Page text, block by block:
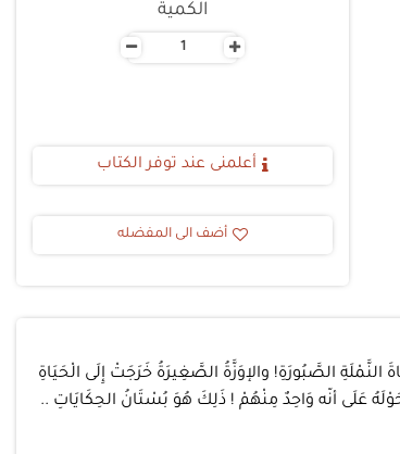
الكمية
- +
أعلمنى عند توفر الكتاب
أضف الى المفضله
الصَّبُورَةِ! والإوَزَّةُ الصَّغِيرَةُ خَرَجَتْ إِلَى الْحَيَاةِ
عَلَى أنّه وَاحِدٌ مِنْهُمْ ! ذَلِكَ هُوَ بُسْتَانُ الحِكَايَاتِ ..